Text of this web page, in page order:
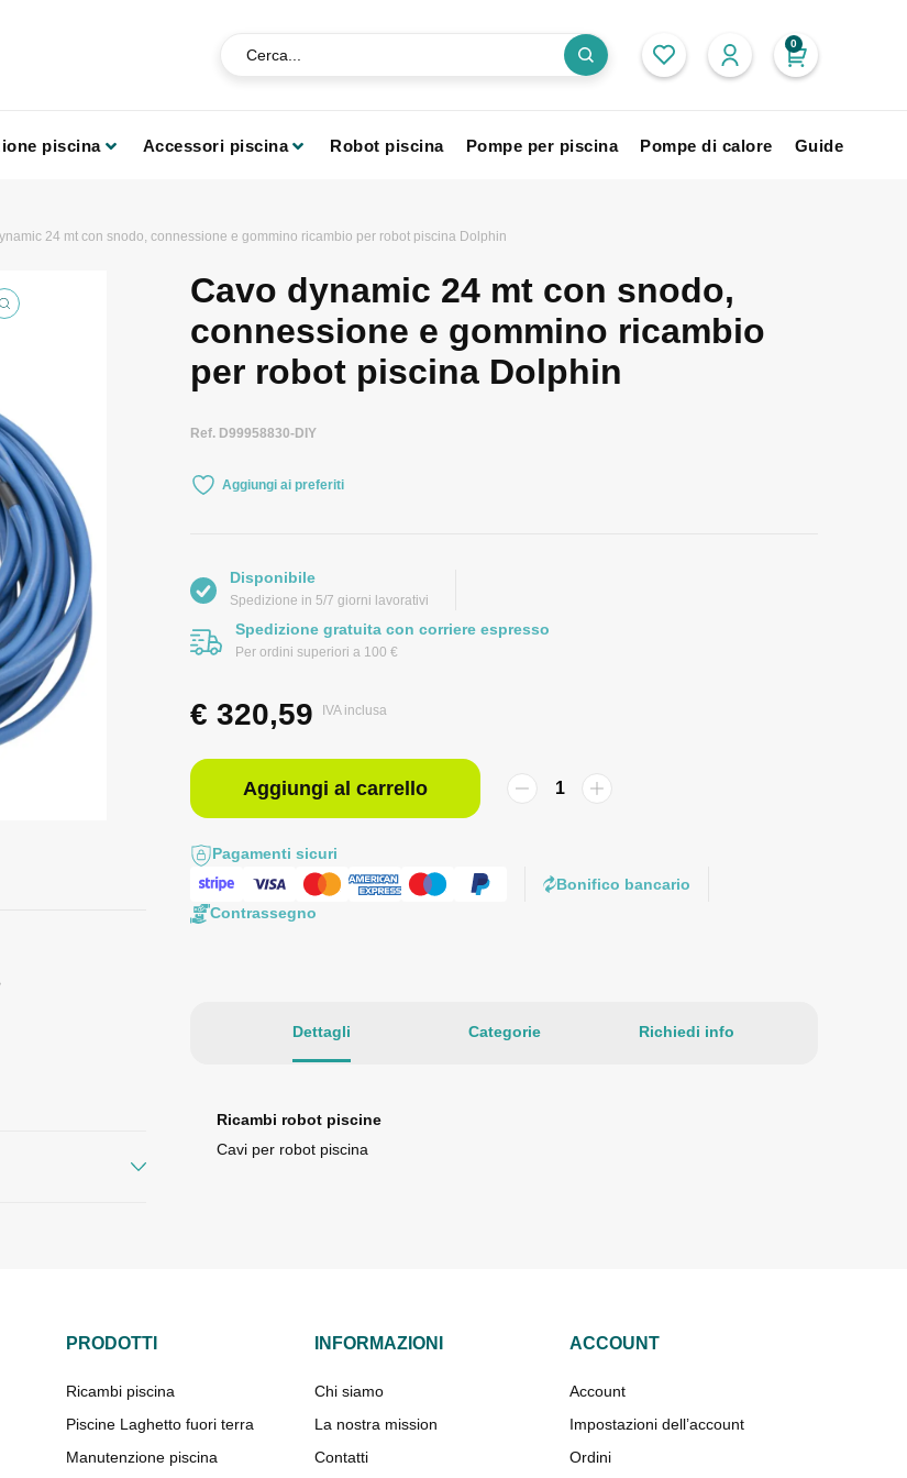
0
piscina Accessori piscina Robot piscina Pompe per piscina Pompe di calore Guide
24 mt con snodo, connessione e gommino ricambio per robot piscina Dolphin
Cavo dynamic 24 mt con snodo,
connessione e gommino ricambio
per robot piscina Dolphin
Ref. D99958830-DIY
Aggiungi ai preferiti
Disponibile
Spedizione in 5/7 giorni lavorativi
Spedizione gratuita con corriere espresso
Per ordini superiori a 100 €
€ 320,59 IVA inclusa
Aggiungi al carrello
Pagamenti sicuri
Bonifico bancario
Contrassegno
Dettagli Categorie Richiedi info
Ricambi robot piscine
Cavi per robot piscina
PRODOTTI
Ricambi piscina
Piscine Laghetto fuori terra
Manutenzione piscina
INFORMAZIONI
Chi siamo
La nostra mission
Contatti
ACCOUNT
Account
Impostazioni dell’account
Ordini